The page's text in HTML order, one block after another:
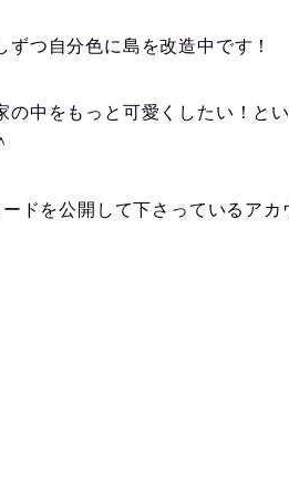
ずつ自分色に島を改造中です！
の中をもっと可愛くしたい！と
ードを公開して下さっているアカ